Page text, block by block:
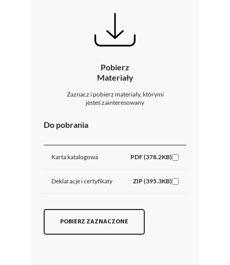
Pobierz
Materiały
Zaznacz i pobierz materiały, którymi
jesteś zainteresowany
Do pobrania
Karta katalogowa PDF (378.2KB)
Deklaracje i certyfikaty ZIP (395.3KB)
POBIERZ ZAZNACZONE